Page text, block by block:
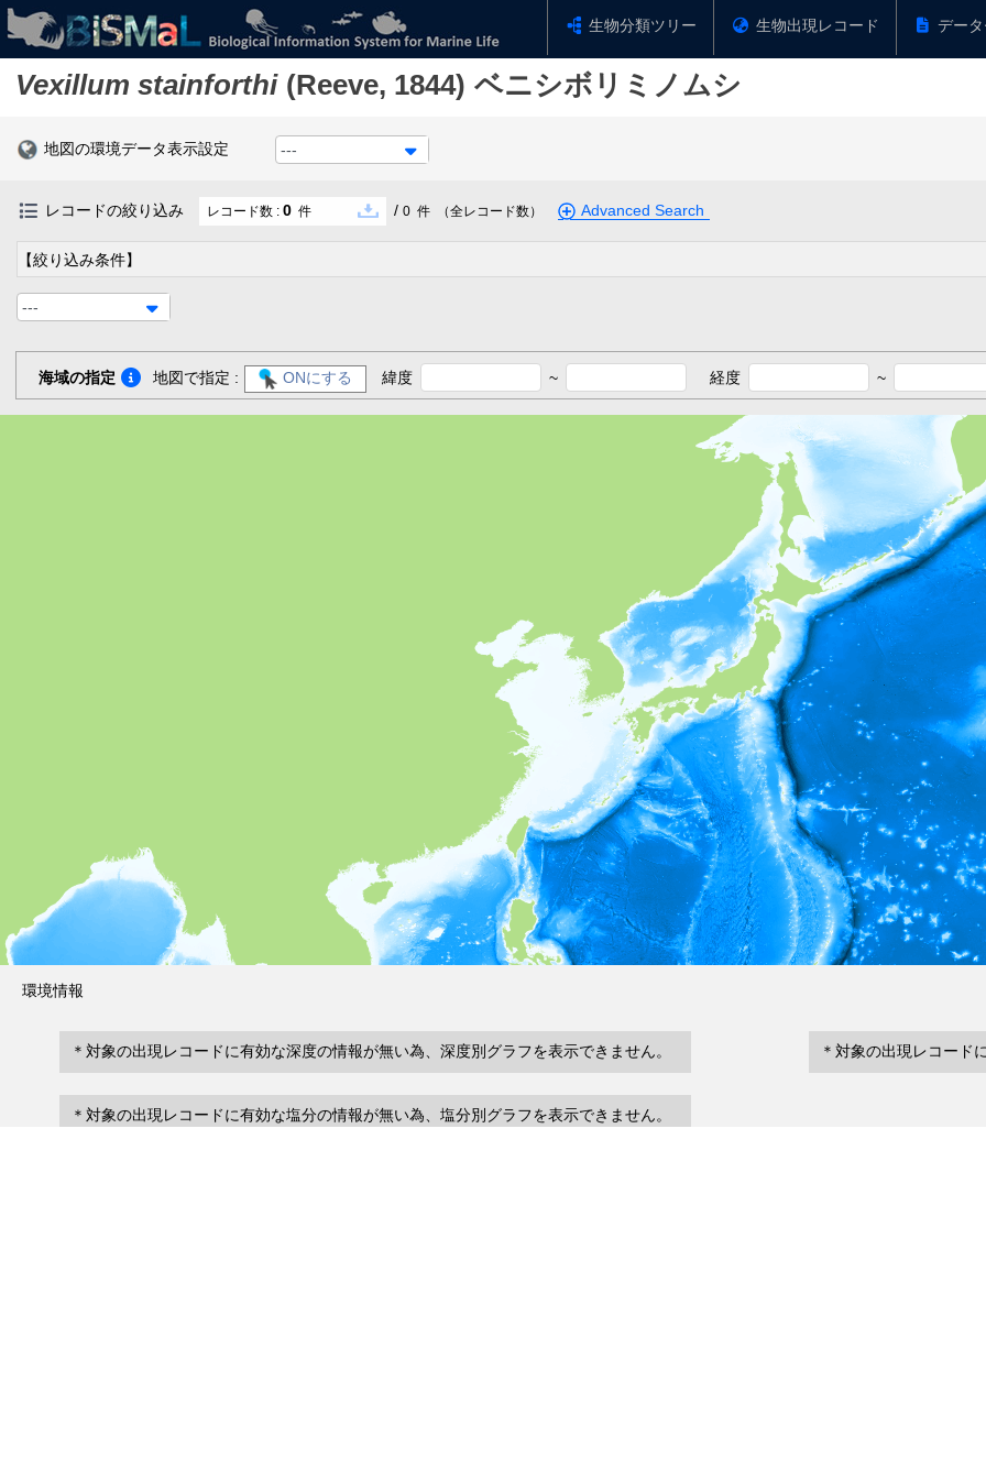
生物分類ツリー 生物出現レコード デー
Vexillum stainforthi (Reeve, 1844) ベニシボリミノムシ
地図の環境データ表示設定 ---
レコードの絞り込み レコード数 : 0 件 / 0 件 （全レコード数） Advanced Search
【絞り込み条件】
---
海域の指定 地図で指定 : ONにする 緯度 ~ 経度 ~
環境情報
＊対象の出現レコードに有効な深度の情報が無い為、深度別グラフを表示できません。 ＊対象の出現レコード
＊対象の出現レコードに有効な塩分の情報が無い為、塩分別グラフを表示できません。